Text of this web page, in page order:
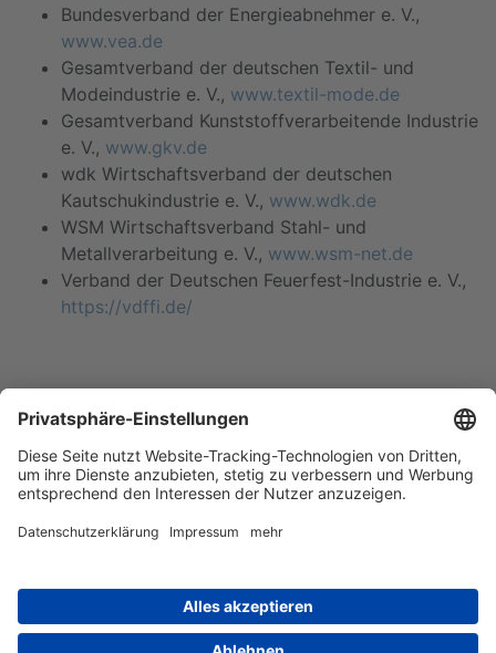
Bundesverband der Energieabnehmer e. V.,
www.vea.de
Gesamtverband der deutschen Textil- und
Modeindustrie e. V., www.textil-mode.de
Gesamtverband Kunststoffverarbeitende Industrie
e. V., www.gkv.de
wdk Wirtschaftsverband der deutschen
Kautschukindustrie e. V., www.wdk.de
WSM Wirtschaftsverband Stahl- und
Metallverarbeitung e. V., www.wsm-net.de
Verband der Deutschen Feuerfest-Industrie e. V.,
https://vdffi.de/
branchenübergreifend etwa 10.000 deutsche
Unternehmen mit ca. 1 Million Mitarbeitenden und etwa
200 Milliarden Euro Jahresumsatz.
© Verband der Nordwestdeutschen Textil- und Bekleidungsindustrie, 2026